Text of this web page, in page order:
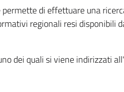
di effettuare una
regionali resi disponibili
dei quali si viene indirizzati